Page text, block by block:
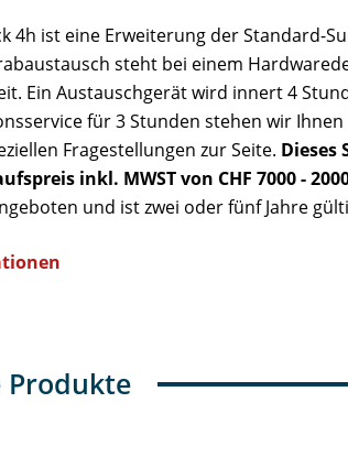
4h ist eine Erweiterung der Standard-
steht bei einem
Ein Austauschgerät wird innert 4
für 3 Stunden stehen wir
Fragestellungen zur Seite. Dieses
inkl. MWST von CHF 7000 -
und ist zwei oder fünf Jahre